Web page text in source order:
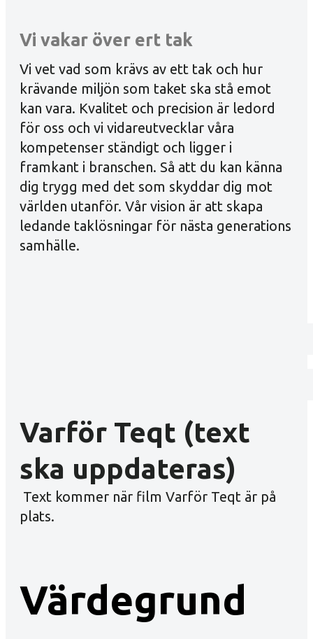
Vi vakar över ert tak
Vi vet vad som krävs av ett tak och hur
krävande miljön som taket ska stå emot
kan vara. Kvalitet och precision är ledord
för oss och vi vidareutvecklar våra
kompetenser ständigt och ligger i
framkant i branschen. Så att du kan känna
dig trygg med det som skyddar dig mot
världen utanför. Vår vision är att skapa
ledande taklösningar för nästa generations
samhälle.
Varför Teqt (text
ska uppdateras)
Text kommer när film Varför Teqt är på
plats.
Värdegrund